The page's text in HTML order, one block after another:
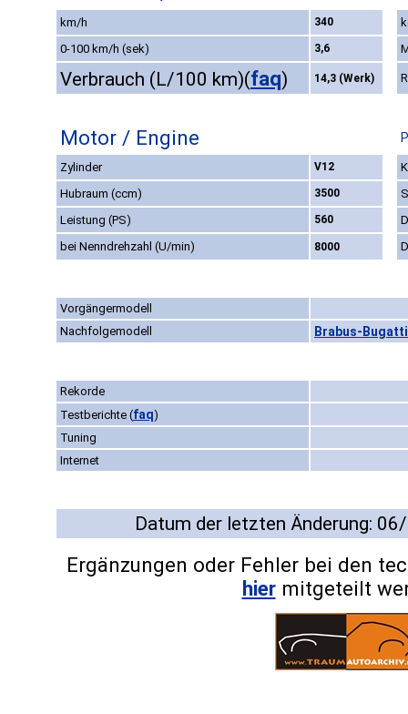
km/h 340
0-100 km/h (sek)
3,6
Verbrauch (L/100 km)(faq) 14,3 (Werk)
Motor / Engine
Zylinder V12
Hubraum (ccm)
3500
Leistung (PS)
560
bei Nenndrehzahl (U/min)
8000
Vorgängermodell
Nachfolgemodell
Brabus-
Rekorde
Testberichte (faq)
Tuning
Internet
Datum der letzten Änderung:
Ergänzungen oder Fehler bei den
hiermitgeteilt